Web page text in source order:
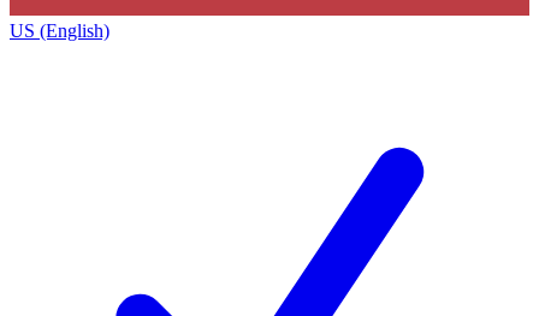
US (English)